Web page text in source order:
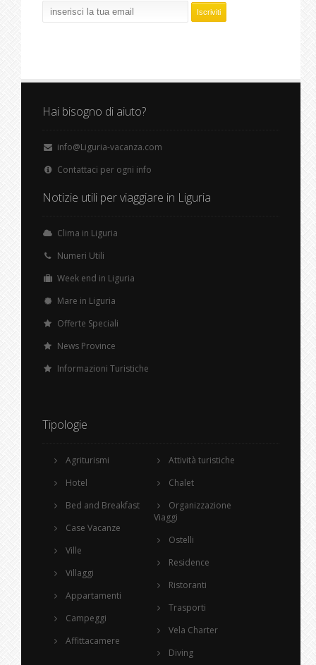
Hai bisogno di aiuto?
info@Liguria-vacanza.com
Contattaci per ogni info
Notizie utili per viaggiare in Liguria
Clima in Liguria
Numeri Utili
Week end in Liguria
Mare in Liguria
Offerte Speciali
News Province
Informazioni Turistiche
Tipologie
Agriturismi
Hotel
Bed and Breakfast
Case Vacanze
Ville
Villaggi
Appartamenti
Campeggi
Affittacamere
Attività turistiche
Chalet
Organizzazione
Viaggi
Ostelli
Residence
Ristoranti
Trasporti
Vela Charter
Diving